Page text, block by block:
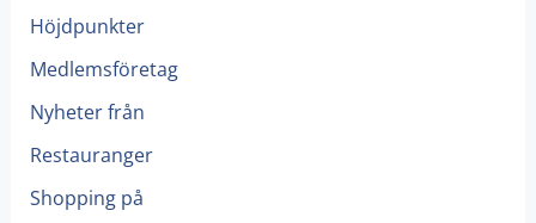
Höjdpunkter
Medlemsföretag
Nyheter från
Restauranger
Shopping på